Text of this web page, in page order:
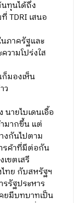
ทุนได้ถึง
TDRI เสนอ
นภาครัฐและ
วามโปร่งใส
ก็มองเห็น
ว
ายไบเดนเอื้อ
มากขึ้น แต่
งกันไปตาม
รค้าที่มีต่อกัน
ขตเสรี
ทย กับสหรัฐฯ
รัฐประหาร
ยมีบทบาทเป็น